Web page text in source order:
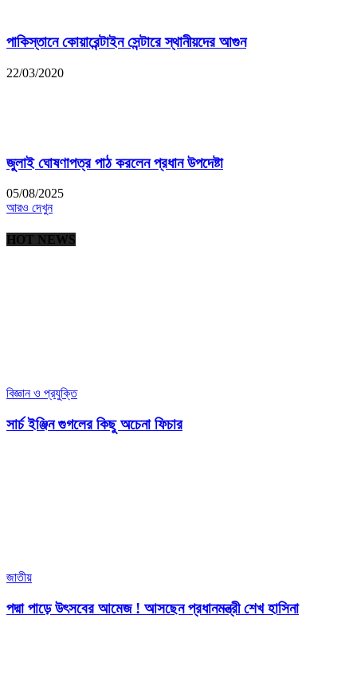
পাকিস্তানে কোয়ারেন্টাইন সেন্টারে স্থানীয়দের আগুন
22/03/2020
জুলাই ঘোষণাপত্র পাঠ করলেন প্রধান উপদেষ্টা
05/08/2025
আরও দেখুন
HOT NEWS
বিজ্ঞান ও প্রযুক্তি
সার্চ ইঞ্জিন গুগলের কিছু অচেনা ফিচার
জাতীয়
পদ্মা পাড়ে উৎসবের আমেজ ! আসছেন প্রধানমন্ত্রী শেখ হাসিনা